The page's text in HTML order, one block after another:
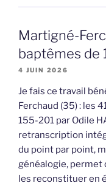
Martigné-
baptêmes de
4 JUIN 2026
Je fais ce travail
Ferchaud (35) : les
155-201 par Odile
retranscription
du point par point,
généalogie, permet
les reconstituer en